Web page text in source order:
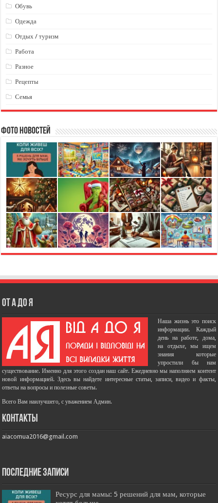
Обувь
Одежда
Отдых / туризм
Работа
Разное
Рецепты
Семья
Фото новостей
От А до Я
Наша жизнь это поиск
информации. Каждый
день на работе, дома,
на отдыхе, мы ищем
знания которые
упростили бы нам
существование. Именно для этого создан наш сайт. Ежедневно мы наполняем контент
новой информацией. Здесь вы найдете интересные статьи, записи, видео и факты,
ответы на вопросы и полезные советы.
Всего Вам наилучшего, с уважением Админ.
Контакты
aiacomua2016@gmail.com
Последние записи
Ресурс для мамы: 5 решений для мам, которые